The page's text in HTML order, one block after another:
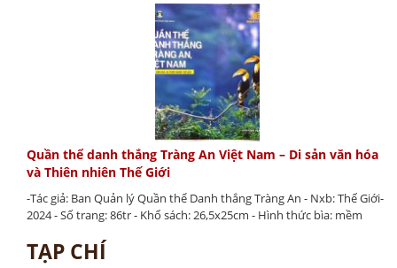
Quần thể danh thắng Tràng An Việt Nam – Di sản văn hóa
và Thiên nhiên Thế Giới
-Tác giả: Ban Quản lý Quần thể Danh thắng Tràng An - Nxb: Thế Giới-
2024 - Số trang: 86tr - Khổ sách: 26,5x25cm - Hình thức bìa: mềm
TẠP CHÍ